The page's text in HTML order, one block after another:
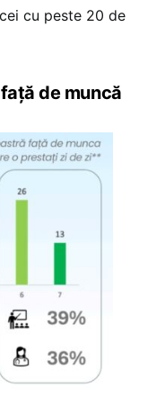
cu peste 20 de
de muncă